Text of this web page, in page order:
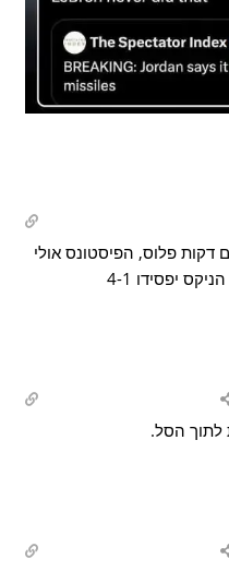
דקות פלוס, הפיסטונס אולי
יפסידו 4-1
לתוך הסל.